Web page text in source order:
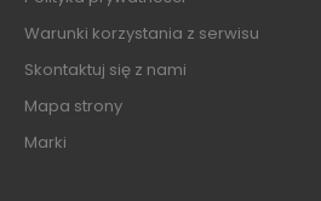
Warunki korzystania z serwisu
Skontaktuj się z nami
Mapa strony
Marki